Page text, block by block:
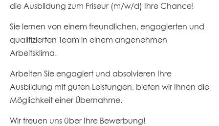
die Ausbildung zum Friseur (m/w/d) Ihre Chance!
Sie lernen von einem freundlichen, engagierten und
qualifizierten Team in einem angenehmen
Arbeitsklima.
Arbeiten Sie engagiert und absolvieren Ihre
Ausbildung mit guten Leistungen, bieten wir Ihnen die
Möglichkeit einer Übernahme.
Wir freuen uns über Ihre Bewerbung!